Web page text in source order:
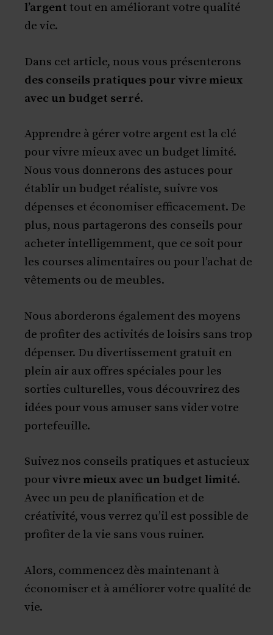
l’argent tout en améliorant votre qualité
de vie.
Dans cet article, nous vous présenterons
des conseils pratiques pour vivre mieux
avec un budget serré.
Apprendre à gérer votre argent est la clé
pour vivre mieux avec un budget limité.
Nous vous donnerons des astuces pour
établir un budget réaliste, suivre vos
dépenses et économiser efficacement. De
plus, nous partagerons des conseils pour
acheter intelligemment, que ce soit pour
les courses alimentaires ou pour l’achat de
vêtements ou de meubles.
Nous aborderons également des moyens
de profiter des activités de loisirs sans trop
dépenser. Du divertissement gratuit en
plein air aux offres spéciales pour les
sorties culturelles, vous découvrirez des
idées pour vous amuser sans vider votre
portefeuille.
Suivez nos conseils pratiques et astucieux
pour vivre mieux avec un budget limité.
Avec un peu de planification et de
créativité, vous verrez qu’il est possible de
profiter de la vie sans vous ruiner.
Alors, commencez dès maintenant à
économiser et à améliorer votre qualité de
vie.